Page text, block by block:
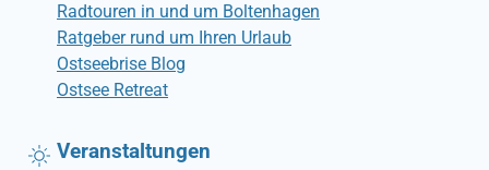
Radtouren in und um Boltenhagen
Ratgeber rund um Ihren Urlaub
Ostseebrise Blog
Ostsee Retreat
Veranstaltungen